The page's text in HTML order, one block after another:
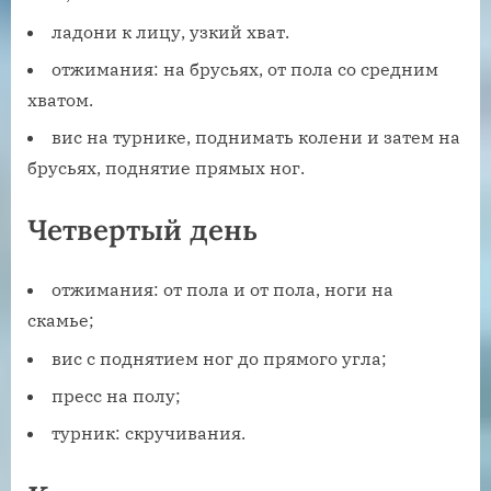
ладони к лицу, узкий хват.
отжимания: на брусьях, от пола со средним
хватом.
вис на турнике, поднимать колени и затем на
брусьях, поднятие прямых ног.
Четвертый день
отжимания: от пола и от пола, ноги на
скамье;
вис с поднятием ног до прямого угла;
пресс на полу;
турник: скручивания.